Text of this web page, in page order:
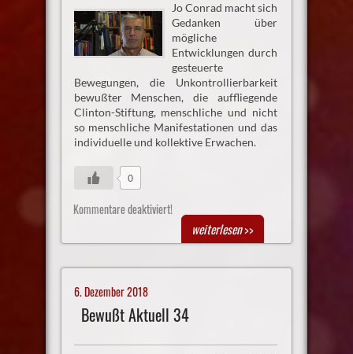
Jo Conrad macht sich
Gedanken über
mögliche
Entwicklungen durch
gesteuerte
Bewegungen, die Unkontrollierbarkeit
bewußter Menschen, die auffliegende
Clinton-Stiftung, menschliche und nicht
so menschliche Manifestationen und das
individuelle und kollektive Erwachen.
0
Kommentare deaktiviert!
weiterlesen>>
6. Dezember 2018
Bewußt Aktuell 34